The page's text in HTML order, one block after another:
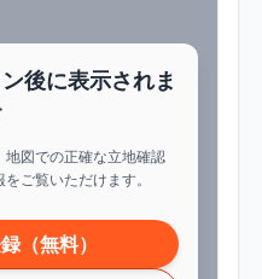
後に表示されま
図での正確な立地確認
ご覧いただけます。
（無料）